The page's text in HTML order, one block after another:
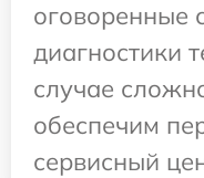
оговоренные
диагностики
случае
обеспечим
сервисный